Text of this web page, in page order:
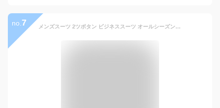
no. 7 メンズスーツ 2ツボタン ビジネススーツ オールシーズン対応 テーパード スリム スリムスーツ パンツウォッシャブル機能 プリーツ加工 防シワ オシャレ 春夏 秋冬【送料無料】